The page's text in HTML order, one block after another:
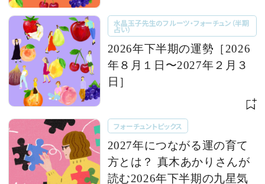
水晶玉子先生のフルーツ・フォーチュン（半期
占い）
2026年下半期の運勢［2026
年８月１日〜2027年２月３
日］
フォーチュントピックス
2027年につながる運の育て
方とは？ 真木あかりさんが
読む2026年下半期の九星気